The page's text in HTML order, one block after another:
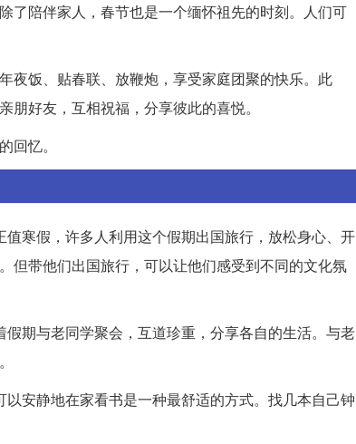
了陪伴家人，春节也是一个缅怀祖先的时刻。人们可
夜饭、贴春联、放鞭炮，享受家庭团聚的快乐。此
好友，互相祝福，分享彼此的喜悦。
回忆。
寒假，许多人利用这个假期出国旅行，放松身心、开
但带他们出国旅行，可以让他们感受到不同的文化氛
期与老同学聚会，互道珍重，分享各自的生活。与老
安静地在家看书是一种最舒适的方式。找几本自己钟